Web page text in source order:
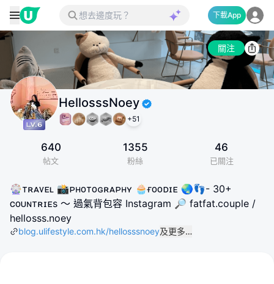
下載App
關注
HellosssNoey
+51
640
帖文
1355
粉絲
46
已關注
🎡ᴛʀᴀᴠᴇʟ 📸ᴘʜᴏᴛᴏɢʀᴀᴘʜʏ 🧁ғᴏᴏᴅɪᴇ 🌏👣- 30+
ᴄᴏᴜɴᴛʀɪᴇs ～ 過氣背包容 Instagram 🔎 fatfat.couple /
hellosss.noey
blog.ulifestyle.com.hk/hellosssnoey及更多…